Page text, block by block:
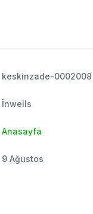
keskinzade-0002008
İnwells
Anasayfa
9 Ağustos